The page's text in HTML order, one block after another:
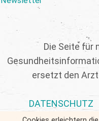
Die Seite für
ersetzt den
DATENSCHUTZ